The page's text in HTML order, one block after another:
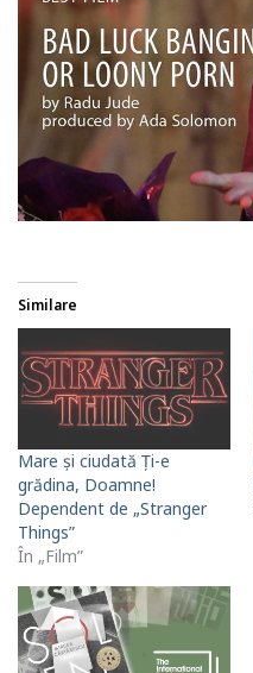
Similare
Mare și ciudată Ți-e
grădina, Doamne!
Dependent de „Stranger
Things”
În „Film”